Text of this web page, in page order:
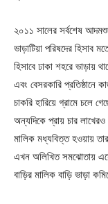
২০১১ সালের সর্বশেষ
ভাড়াটিয়া পরিষদের
হিসাবে ঢাকা শহরে ভাড়ায়
এবং বেসরকারি
চাকরি হারিয়ে গ্রামে চলে
অন্যদিকে প্রায় চার
মালিক মধ্যবিত্ত হওয়ায়
এখন অলিখিত সমঝোতায়
বাড়ির মালিক বাড়ি ভাড়া